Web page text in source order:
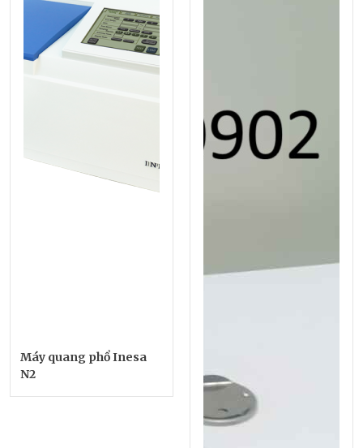
Máy quang phổ Inesa
N2